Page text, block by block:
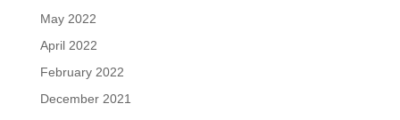
May 2022
April 2022
February 2022
December 2021